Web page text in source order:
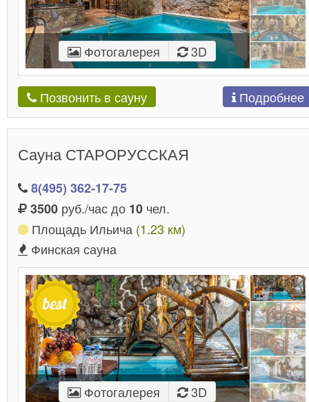
Фотогалерея 3D
Позвонить в сауну Подробнее
Сауна СТАРОРУССКАЯ
8(495) 362-17-75
3500 руб./час до 10 чел.
Площадь Ильича (1.23 км)
Финская сауна
Фотогалерея 3D